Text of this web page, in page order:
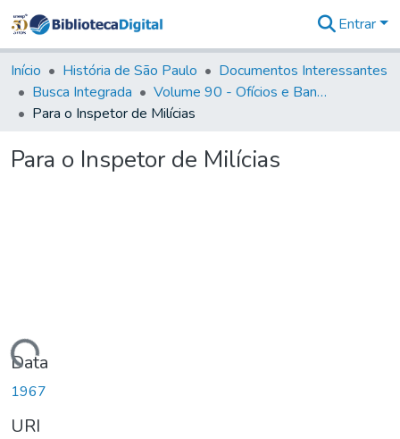
&
Coleções
Tudo na
Biblioteca
Estatísticas
Entrar
Início História de São Paulo
Documentos Interessantes
Busca Integrada
Volume 90 - Ofícios e Bandos do Capitão General, Conde de Palma, aos funcionários da Capitania (1814- 1817)
Para o Inspetor de Milícias
Para o Inspetor de Milícias
Carregando...
Data
1967
URI